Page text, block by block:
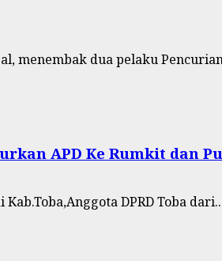
menembak dua pelaku
APD Ke Rumkit dan
DPRD Toba